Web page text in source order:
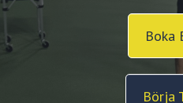
Boka
Börja